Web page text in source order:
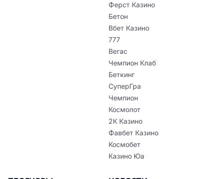
Ферст Казино
Бетон
Вбет Казино
777
Вегас
Чемпион Клаб
Беткинг
СуперГра
Чемпион
Космолот
2К Казино
Фавбет Казино
Космобет
Казино Юа